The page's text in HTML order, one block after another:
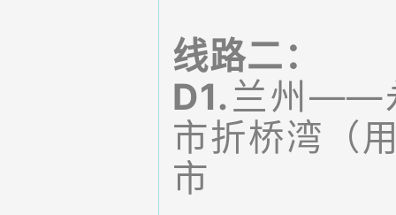
线路二：
D1. 兰州——
市折桥湾（
市